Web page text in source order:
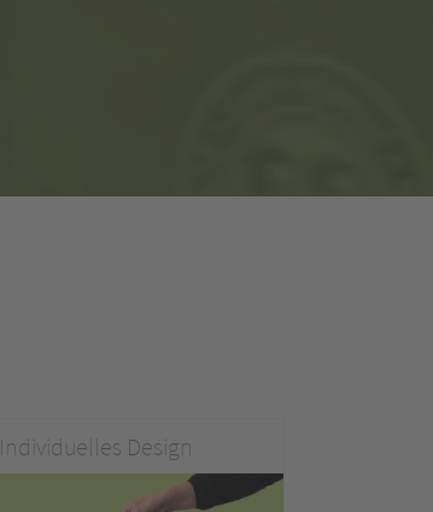
Individuelles Design